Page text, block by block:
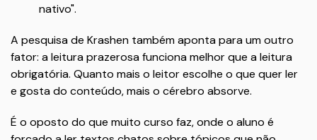
nativo".
A pesquisa de Krashen também aponta para um outro
fator: a leitura prazerosa funciona melhor que a leitura
obrigatória. Quanto mais o leitor escolhe o que quer ler
e gosta do conteúdo, mais o cérebro absorve.
É o oposto do que muito curso faz, onde o aluno é